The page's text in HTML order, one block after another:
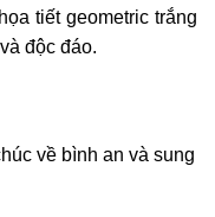
tiết geometric trắng
độc đáo.
về bình an và sung